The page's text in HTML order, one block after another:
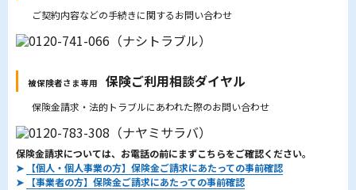
ご契約内容などの手続きに関するお問い合わせ
被保険者さま専用 保険ご利用相談ダイヤル
保険金請求・法的トラブルにあわれた際のお問い合わせ
保険金請求については、お電話の前にまずこちらをご確認ください。
➤
【個人・個人事業の方】保険金ご請求にあたっての事前確認
➤
【事業者の方】保険金ご請求にあたっての事前確認